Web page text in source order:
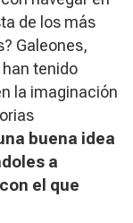
de los más
Galeones,
tenido
la imaginación
buena idea
a
el que